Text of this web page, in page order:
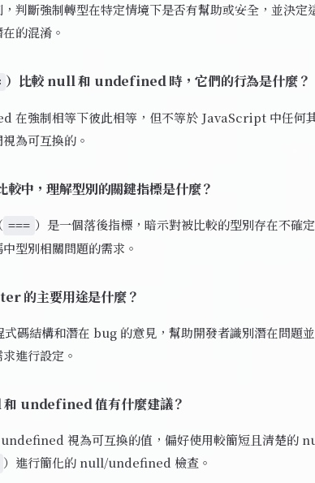
判斷強制轉型在特定情境下是否有幫助或安全，並決定
的混淆。
）比較 null 和 undefined 時，它們的行為是什麼？
在強制相等下彼此相等，但不等於 JavaScript 中任何
為可互換的。
中，理解型別的關鍵指標是什麼？
=== ）是一個落後指標，暗示對被比較的型別存在不確
型別相關問題的需求。
的主要用途是什麼？
碼結構和潛在 bug 的意見，幫助開發者識別潛在問題
進行設定。
undefined 值有什麼建議？
視為可互換的值，偏好使用較簡短且清楚的
）進行簡化的 null/undefined 檢查。